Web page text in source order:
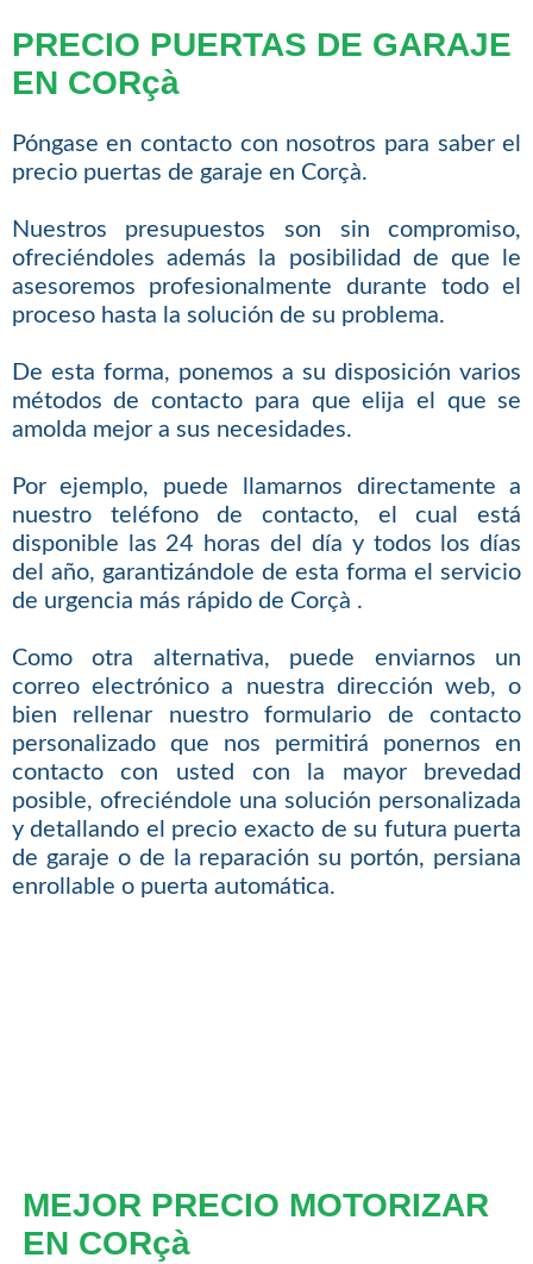
PRECIO PUERTAS DE GARAJE
EN CORçà
Póngase en contacto con nosotros para saber el
precio puertas de garaje en Corçà.
Nuestros presupuestos son sin compromiso,
ofreciéndoles además la posibilidad de que le
asesoremos profesionalmente durante todo el
proceso hasta la solución de su problema.
De esta forma, ponemos a su disposición varios
métodos de contacto para que elija el que se
amolda mejor a sus necesidades.
Por ejemplo, puede llamarnos directamente a
nuestro teléfono de contacto, el cual está
disponible las 24 horas del día y todos los días
del año, garantizándole de esta forma el servicio
de urgencia más rápido de Corçà .
Como otra alternativa, puede enviarnos un
correo electrónico a nuestra dirección web, o
bien rellenar nuestro formulario de contacto
personalizado que nos permitirá ponernos en
contacto con usted con la mayor brevedad
posible, ofreciéndole una solución personalizada
y detallando el precio exacto de su futura puerta
de garaje o de la reparación su portón, persiana
enrollable o puerta automática.
MEJOR PRECIO MOTORIZAR
EN CORçà